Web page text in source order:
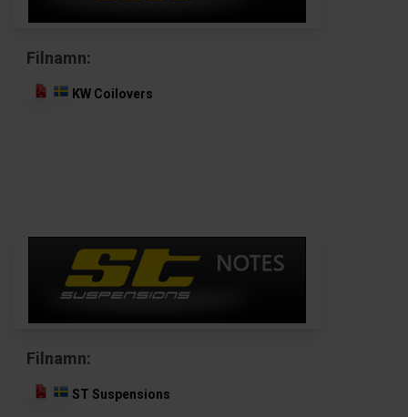
Filnamn:
KW Coilovers
Filnamn:
ST Suspensions